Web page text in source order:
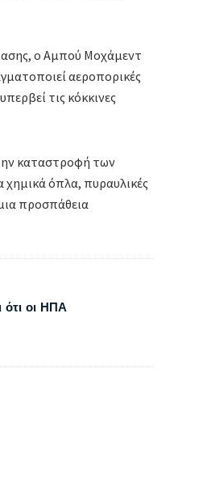
ο Αμπού Μοχάμεντ
αεροπορικές
τις κόκκινες
καταστροφή των
όπλα, πυραυλικές
προσπάθεια
ότι οι ΗΠΑ